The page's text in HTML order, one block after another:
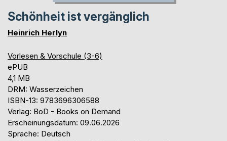
Schönheit ist vergänglich
Heinrich Herlyn
Vorlesen & Vorschule (3-6)
ePUB
4,1 MB
DRM: Wasserzeichen
ISBN-13: 9783696306588
Verlag: BoD - Books on Demand
Erscheinungsdatum: 09.06.2026
Sprache: Deutsch